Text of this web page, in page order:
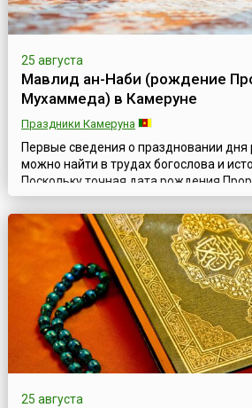
25 августа
Мавлид ан-Наби (рождение
Мухаммеда) в Камеруне
Праздники Камеруна
Первые сведения о праздновании
можно найти в трудах богослова и
Поскольку точная дата рождения
Мавлид приурочен ко дню его смерти.
рождения отмечаются весьма
отмечаются, в то время как даты
трактуемые как рождение для вечной
более торжественно. Пророк М...
25 августа